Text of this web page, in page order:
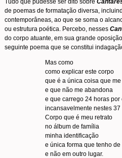
Tudo que pudesse ser dito sobre
de poemas de formatação diversa,
contemporâneas, ao que se soma o
ou estrutura poética. Percebo, nesses
do corpo atuante, em sua grande
seguinte poema que se constitui
Mas como
como explicar este corpo
que é a única coisa que
e que não me abandona
e que carrego 24 horas por
incansavelmente nestes 37
Corpo que é meu retrato
no álbum de família
minha identificação
e única forma que tenho
e não em outro lugar.